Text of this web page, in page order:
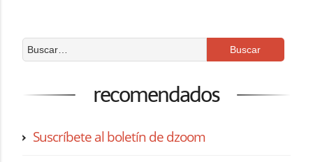
recomendados
Suscríbete al boletín de dzoom